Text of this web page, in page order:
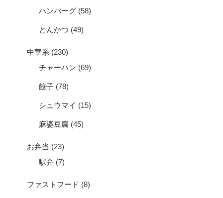
ハンバーグ (58)
とんかつ (49)
中華系 (230)
チャーハン (69)
餃子 (78)
シュウマイ (15)
麻婆豆腐 (45)
お弁当 (23)
駅弁 (7)
ファストフード (8)